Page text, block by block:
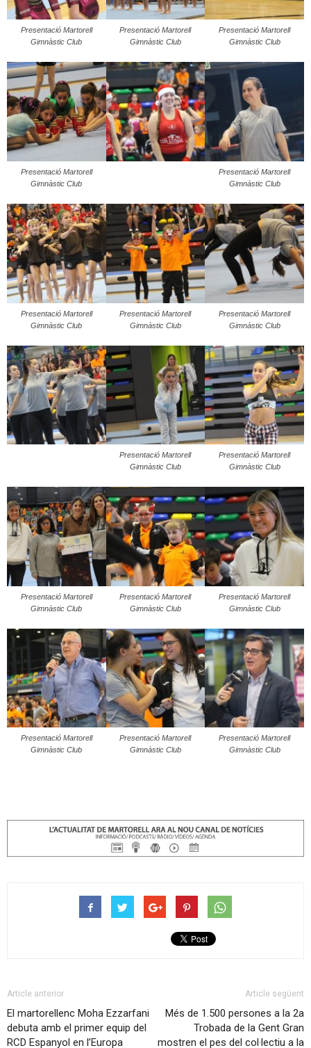
Presentació Martorell
Gimnàstic Club
Presentació Martorell
Gimnàstic Club
Presentació Martorell
Gimnàstic Club
Presentació Martorell
Gimnàstic Club
Presentació Martorell
Gimnàstic Club
Presentació Martorell
Gimnàstic Club
Presentació Martorell
Gimnàstic Club
Presentació Martorell
Gimnàstic Club
Presentació Martorell
Gimnàstic Club
Presentació Martorell
Gimnàstic Club
Presentació Martorell
Gimnàstic Club
Presentació Martorell
Gimnàstic Club
Presentació Martorell
Gimnàstic Club
Presentació Martorell
Gimnàstic Club
Presentació Martorell
Gimnàstic Club
Presentació Martorell
Gimnàstic Club
Article anterior
El martorellenc Moha Ezzarfani
debuta amb el primer equip del
RCD Espanyol en l’Europa
Article següent
Més de 1.500 persones a la 2a
Trobada de la Gent Gran
mostren el pes del col·lectiu a la